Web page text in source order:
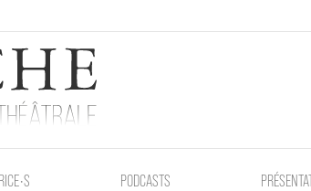
PODCASTS